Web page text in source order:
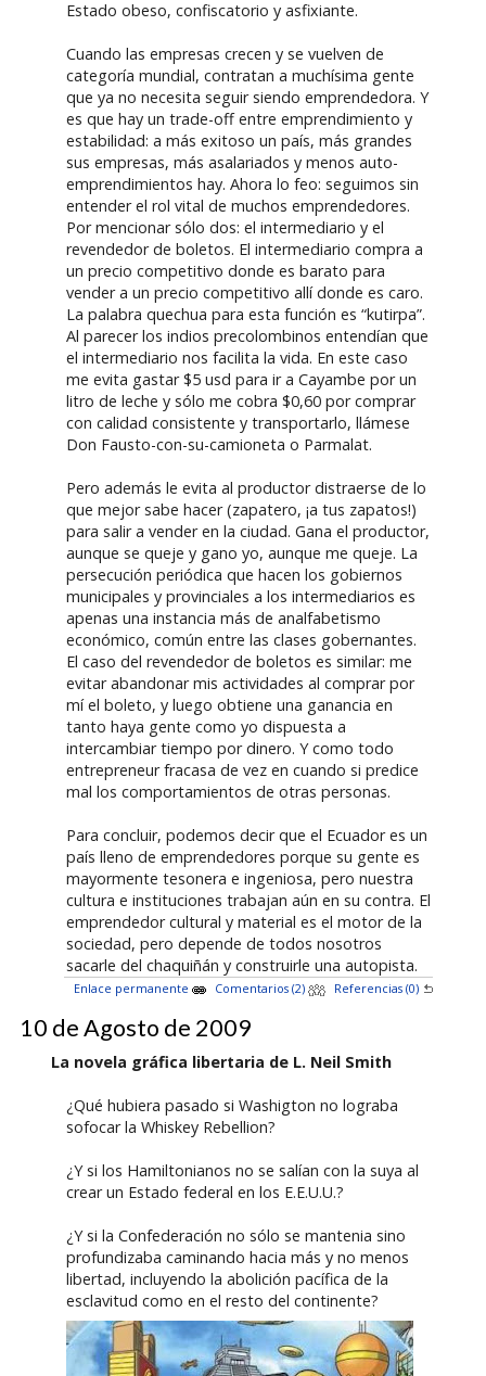
Estado obeso, confiscatorio y asfixiante.
Cuando las empresas crecen y se vuelven de
categoría mundial, contratan a muchísima gente
que ya no necesita seguir siendo emprendedora. Y
es que hay un trade-off entre emprendimiento y
estabilidad: a más exitoso un país, más grandes
sus empresas, más asalariados y menos auto-
emprendimientos hay. Ahora lo feo: seguimos sin
entender el rol vital de muchos emprendedores.
Por mencionar sólo dos: el intermediario y el
revendedor de boletos. El intermediario compra a
un precio competitivo donde es barato para
vender a un precio competitivo allí donde es caro.
La palabra quechua para esta función es “kutirpa”.
Al parecer los indios precolombinos entendían que
el intermediario nos facilita la vida. En este caso
me evita gastar $5 usd para ir a Cayambe por un
litro de leche y sólo me cobra $0,60 por comprar
con calidad consistente y transportarlo, llámese
Don Fausto-con-su-camioneta o Parmalat.
Pero además le evita al productor distraerse de lo
que mejor sabe hacer (zapatero, ¡a tus zapatos!)
para salir a vender en la ciudad. Gana el productor,
aunque se queje y gano yo, aunque me queje. La
persecución periódica que hacen los gobiernos
municipales y provinciales a los intermediarios es
apenas una instancia más de analfabetismo
económico, común entre las clases gobernantes.
El caso del revendedor de boletos es similar: me
evitar abandonar mis actividades al comprar por
mí el boleto, y luego obtiene una ganancia en
tanto haya gente como yo dispuesta a
intercambiar tiempo por dinero. Y como todo
entrepreneur fracasa de vez en cuando si predice
mal los comportamientos de otras personas.
Para concluir, podemos decir que el Ecuador es un
país lleno de emprendedores porque su gente es
mayormente tesonera e ingeniosa, pero nuestra
cultura e instituciones trabajan aún en su contra. El
emprendedor cultural y material es el motor de la
sociedad, pero depende de todos nosotros
sacarle del chaquiñán y construirle una autopista.
Enlace permanente Comentarios (2) Referencias (0)
10 de Agosto de 2009
La novela gráfica libertaria de L. Neil Smith
¿Qué hubiera pasado si Washigton no lograba
sofocar la Whiskey Rebellion?
¿Y si los Hamiltonianos no se salían con la suya al
crear un Estado federal en los E.E.U.U.?
¿Y si la Confederación no sólo se mantenia sino
profundizaba caminando hacia más y no menos
libertad, incluyendo la abolición pacífica de la
esclavitud como en el resto del continente?